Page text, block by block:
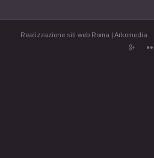
Realizzazione siti web Roma | Arkomedia